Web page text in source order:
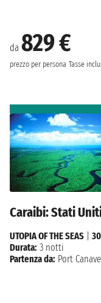
da 829 €
prezzo per persona Tasse
Caraibi: Stati
UTOPIA OF THE SEAS
Durata: 3 notti
Partenza da: Port